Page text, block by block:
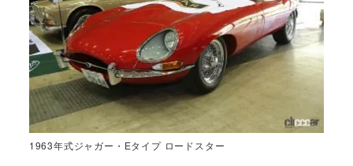
1963年式ジャガー・Eタイプ ロードスター